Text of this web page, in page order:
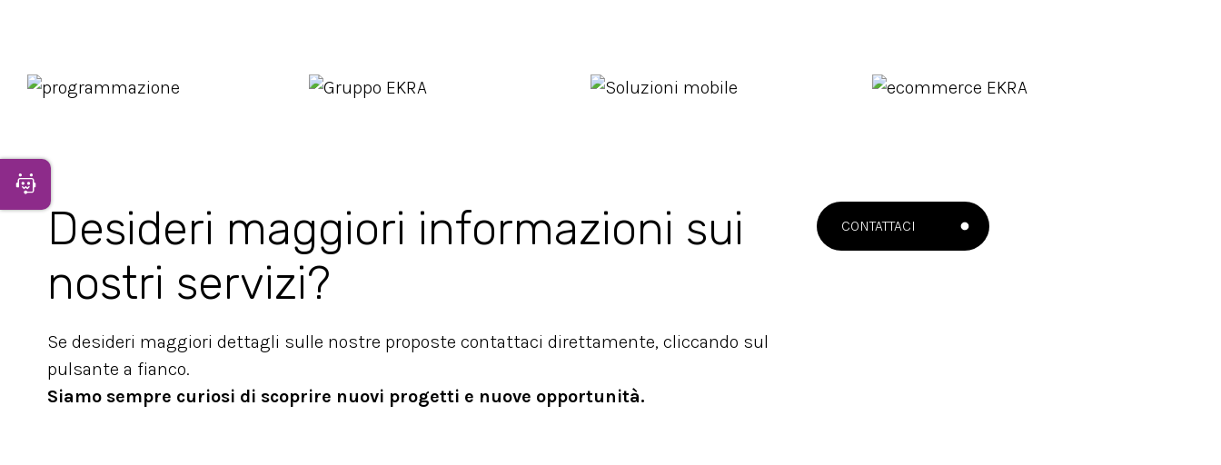
Desideri maggiori informazioni sui
nostri servizi?
Se desideri maggiori dettagli sulle nostre proposte contattaci direttamente, cliccando sul
pulsante a fianco.
Siamo sempre curiosi di scoprire nuovi progetti e nuove opportunità.
CONTATTACI